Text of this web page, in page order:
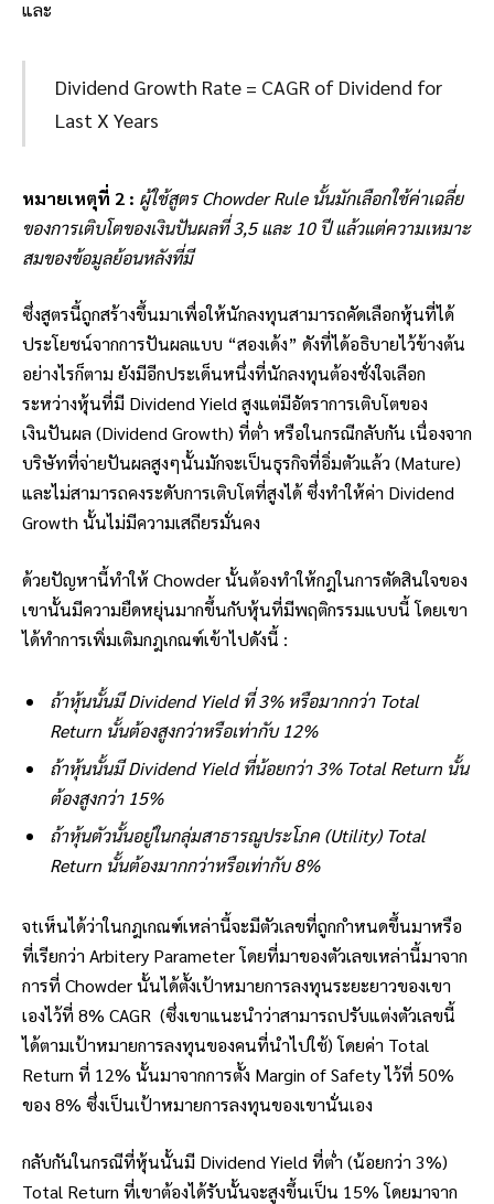
และ
Dividend Growth Rate = CAGR of Dividend for
Last X Years
หมายเหตุที่ 2 : ผู้ใช้สูตร Chowder Rule นั้นมักเลือกใช้ค่าเฉลี่ย
ของการเติบโตของเงินปันผลที่ 3,5 และ 10 ปี แล้วแต่ความเหมาะ
สมของข้อมูลย้อนหลังที่มี
ซึ่งสูตรนี้ถูกสร้างขึ้นมาเพื่อให้นักลงทุนสามารถคัดเลือกหุ้นที่ได้
ประโยชน์จากการปันผลแบบ “สองเด้ง” ดังที่ได้อธิบายไว้ข้างต้น
อย่างไรก็ตาม ยังมีอีกประเด็นหนึ่งที่นักลงทุนต้องชั่งใจเลือก
ระหว่างหุ้นที่มี Dividend Yield สูงแต่มีอัตราการเติบโตของ
เงินปันผล (Dividend Growth) ที่ต่ำ หรือในกรณีกลับกัน เนื่องจาก
บริษัทที่จ่ายปันผลสูงๆนั้นมักจะเป็นธุรกิจที่อิ่มตัวแล้ว (Mature)
และไม่สามารถคงระดับการเติบโตที่สูงได้ ซึ่งทำให้ค่า Dividend
Growth นั้นไม่มีความเสถียรมั่นคง
ด้วยปัญหานี้ทำให้ Chowder นั้นต้องทำให้กฎในการตัดสินใจของ
เขานั้นมีความยืดหยุ่นมากขึ้นกับหุ้นที่มีพฤติกรรมแบบนี้ โดยเขา
ได้ทำการเพิ่มเติมกฎเกณฑ์เข้าไปดังนี้ :
ถ้าหุ้นนั้นมี Dividend Yield ที่ 3% หรือมากกว่า Total
Return นั้นต้องสูงกว่าหรือเท่ากับ 12%
ถ้าหุ้นนั้นมี Dividend Yield ที่น้อยกว่า 3% Total Return นั้น
ต้องสูงกว่า 15%
ถ้าหุ้นตัวนั้นอยู่ในกลุ่มสาธารณูประโภค (Utility) Total
Return นั้นต้องมากกว่าหรือเท่ากับ 8%
จtเห็นได้ว่าในกฎเกณฑ์เหล่านี้จะมีตัวเลขที่ถูกกำหนดขึ้นมาหรือ
ที่เรียกว่า Arbitery Parameter โดยที่มาของตัวเลขเหล่านี้มาจาก
การที่ Chowder นั้นได้ตั้งเป้าหมายการลงทุนระยะยาวของเขา
เองไว้ที่ 8% CAGR (ซึ่งเขาแนะนำว่าสามารถปรับแต่งตัวเลขนี้
ได้ตามเป้าหมายการลงทุนของคนที่นำไปใช้) โดยค่า Total
Return ที่ 12% นั้นมาจากการตั้ง Margin of Safety ไว้ที่ 50%
ของ 8% ซึ่งเป็นเป้าหมายการลงทุนของเขานั่นเอง
กลับกันในกรณีที่หุ้นนั้นมี Dividend Yield ที่ต่ำ (น้อยกว่า 3%)
Total Return ที่เขาต้องได้รับนั้นจะสูงขึ้นเป็น 15% โดยมาจาก